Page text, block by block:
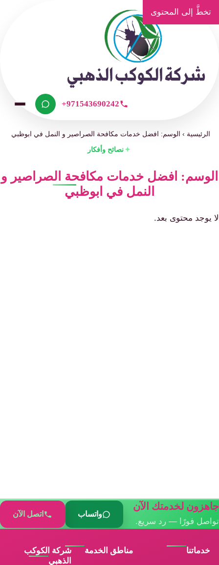
تخطَّ إلى المحتوى
+971543690242
الرئيسية ›الوسم: افضل خدمات مكافحة الصراصير و النمل في ابوظبي
نصائح وأفكار
الوسم: افضل خدمات مكافحة الصراصير و
النمل في ابوظبي
لا يوجد محتوى بعد.
جاهزون لخدمتك الآن
تواصل فورًا — رد سريع.
واتساب اتصل الآن
خدماتنا مناطق الخدمة
شركة الكوكب
الذهبي